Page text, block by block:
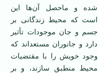
شده و ماحصل آن‌ها این
است که محیط زندگانی بر
جسم و جان موجودات تأثیر
دارد و جانوران مستعداند که
وجود خویش را با مقتضیات
محیط منطبق سازند، و بر